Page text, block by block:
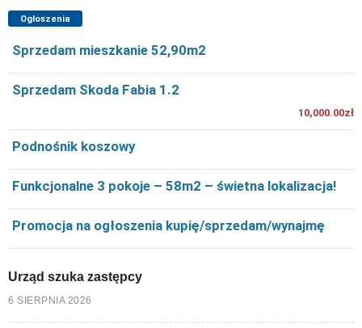
Ogłoszenia
Sprzedam mieszkanie 52,90m2
Sprzedam Skoda Fabia 1.2
10,000.00zł
Podnośnik koszowy
Funkcjonalne 3 pokoje – 58m2 – świetna lokalizacja!
Promocja na ogłoszenia kupię/sprzedam/wynajmę
Urząd szuka zastępcy
6 SIERPNIA 2026